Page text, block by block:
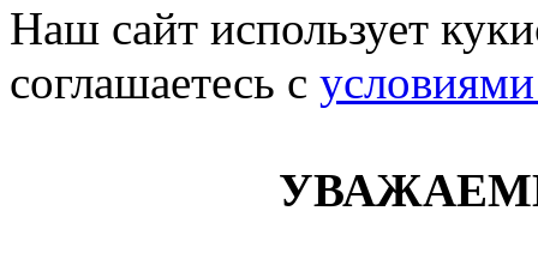
Наш сайт использует
соглашаетесь c